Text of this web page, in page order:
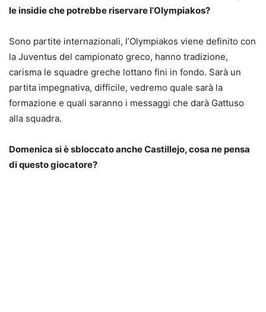
le insidie che potrebbe riservare l’Olympiakos?
Sono partite internazionali, l’Olympiakos viene definito con
la Juventus del campionato greco, hanno tradizione,
carisma le squadre greche lottano fini in fondo. Sarà un
partita impegnativa, difficile, vedremo quale sarà la
formazione e quali saranno i messaggi che darà Gattuso
alla squadra.
Domenica si è sbloccato anche Castillejo, cosa ne pensa
di questo giocatore?